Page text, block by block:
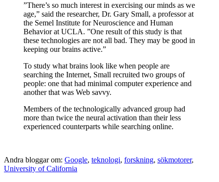
”There’s so much interest in exercising our minds as we
age,” said the researcher, Dr. Gary Small, a professor at
the Semel Institute for Neuroscience and Human
Behavior at UCLA. ”One result of this study is that
these technologies are not all bad. They may be good in
keeping our brains active.”
To study what brains look like when people are
searching the Internet, Small recruited two groups of
people: one that had minimal computer experience and
another that was Web savvy.
Members of the technologically advanced group had
more than twice the neural activation than their less
experienced counterparts while searching online.
Andra bloggar om: Google, teknologi, forskning, sökmotorer,
University of California